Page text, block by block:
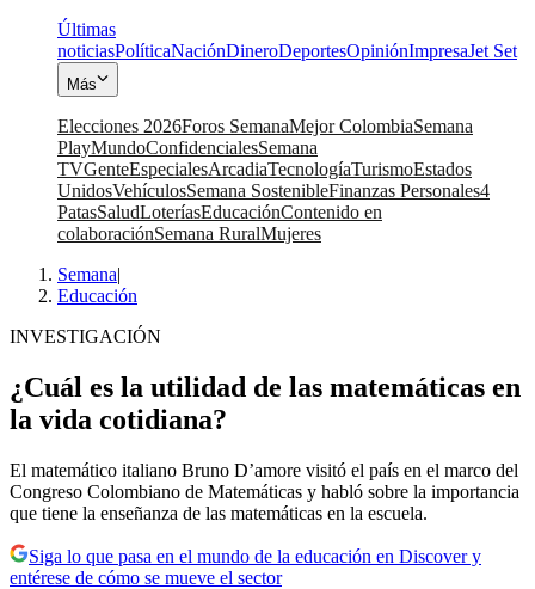
Últimas
noticiasPolíticaNaciónDineroDeportesOpiniónImpresaJet Set
Más
Elecciones 2026Foros SemanaMejor ColombiaSemana
PlayMundoConfidencialesSemana
TVGenteEspecialesArcadiaTecnologíaTurismoEstados
UnidosVehículosSemana SostenibleFinanzas Personales4
PatasSaludLoteríasEducaciónContenido en
colaboraciónSemana RuralMujeres
Semana|
Educación
INVESTIGACIÓN
¿Cuál es la utilidad de las matemáticas en
la vida cotidiana?
El matemático italiano Bruno D’amore visitó el país en el marco del
Congreso Colombiano de Matemáticas y habló sobre la importancia
que tiene la enseñanza de las matemáticas en la escuela.
Siga lo que pasa en el mundo de la educación en Discover y
entérese de cómo se mueve el sector